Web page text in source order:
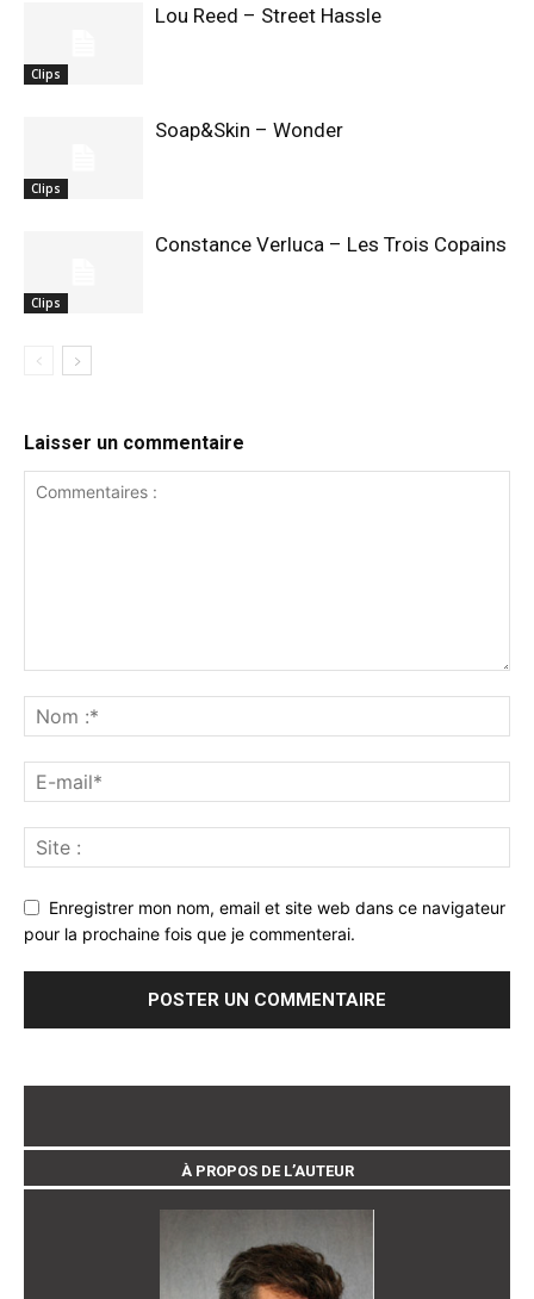
Clips
Lou Reed – Street Hassle
Clips
Soap&Skin – Wonder
Clips
Constance Verluca – Les Trois Copains
Laisser un commentaire
Enregistrer mon nom, email et site web dans ce navigateur
pour la prochaine fois que je commenterai.
À PROPOS DE L’AUTEUR